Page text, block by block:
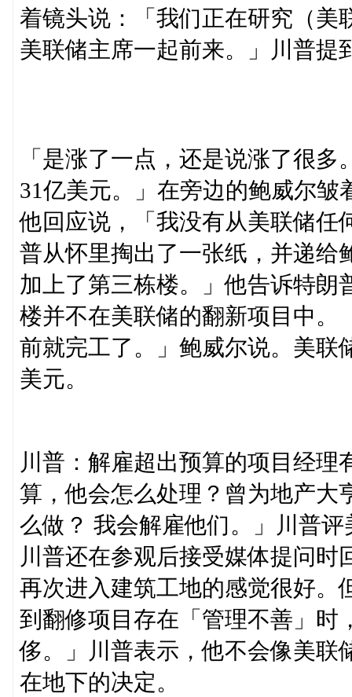
着镜头说：「我们正在研究（美
美联储主席一起前来。」川普提
「是涨了一点，还是说涨了很
31亿美元。」在旁边的鲍威尔
他回应说，「我没有从美联储任
普从怀里掏出了一张纸，并递给
加上了第三栋楼。」他告诉特朗
楼并不在美联储的翻新项目中。
前就完工了。」鲍威尔说。美联
美元。
川普：解雇超出预算的项目经
算，他会怎么处理？曾为地产大
么做？ 我会解雇他们。」川普
川普还在参观后接受媒体提问
再次进入建筑工地的感觉很好。
到翻修项目存在「管理不善」时
侈。」川普表示，他不会像美联
在地下的决定。